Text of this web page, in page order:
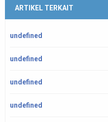
ARTIKEL TERKAIT
undefined
undefined
undefined
undefined